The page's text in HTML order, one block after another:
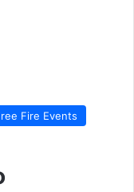
Fire Events